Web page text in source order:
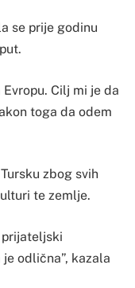
se prije godinu
Cilj mi je da
toga da odem
zbog svih
te zemlje.
prijateljski
odlična”, kazala